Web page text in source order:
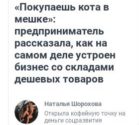
«Покупаешь кота в
мешке»:
предприниматель
рассказала, как на
самом деле устроен
бизнес со складами
дешевых товаров
Наталья Шорохова
Открыла кофейную точку на
деньги соцразвития